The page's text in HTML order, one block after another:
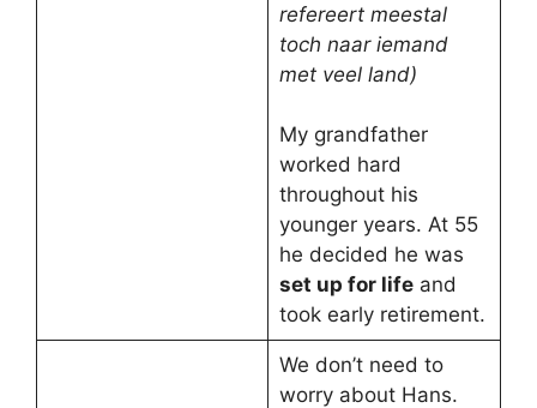
refereert meestal
toch naar iemand
met veel land)
My grandfather
worked hard
throughout his
younger years. At 55
he decided he was
set up for lifeand
took early retirement.
We don’t need to
worry about Hans.